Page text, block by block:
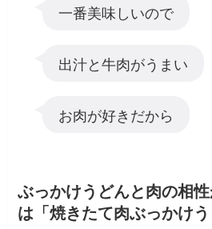
一番美味しいので
出汁と牛肉がうまい
お肉が好きだから
ぶっかけうどんと肉の相
は「焼きたて肉ぶっかけう